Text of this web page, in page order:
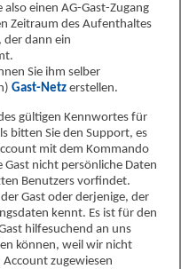
einen AG-Gast-Zugang
Zeitraum des Aufenthaltes
der dann ein
Sie ihm selber
Gast-Netz erstellen.
gültigen Kennwortes für
bitten Sie den Support, es
mit dem Kommando
nicht persönliche Daten
Benutzers vorfindet.
Gast oder derjenige, der
kennt. Es ist für den
hilfesuchend an uns
können, weil wir nicht
zugewiesen